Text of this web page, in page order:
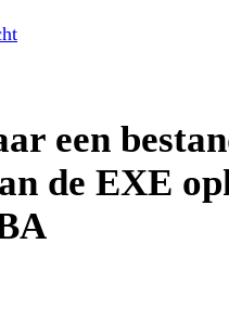
een
de EXE